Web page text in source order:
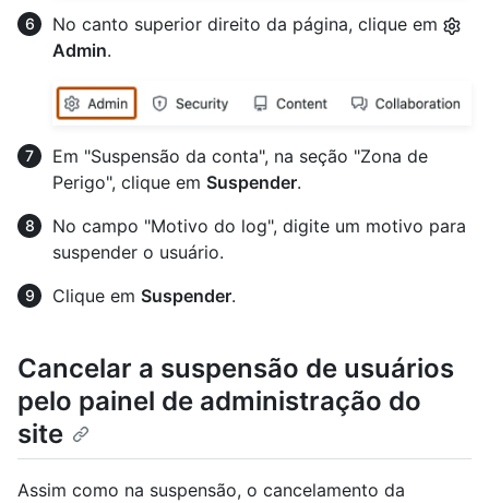
No canto superior direito da página, clique em
Admin.
Em "Suspensão da conta", na seção "Zona de
Perigo", clique em Suspender.
No campo "Motivo do log", digite um motivo para
suspender o usuário.
Clique em Suspender.
Cancelar a suspensão de usuários
pelo painel de administração do
site
Assim como na suspensão, o cancelamento da